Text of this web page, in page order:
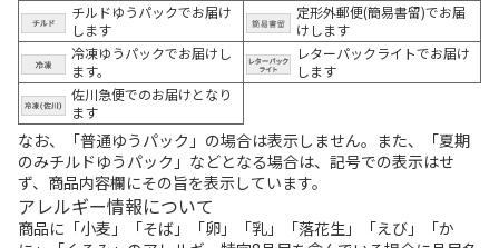
チルドゆうパックでお届け
します
定形外郵便(簡易書留)でお届
けします
冷凍ゆうパックでお届けし
ます。
レターパックライトでお届け
します
佐川急便でのお届けとなり
ます
なお、「普通ゆうパック」の場合は表示しません。また、「夏期
のみチルドゆうパック」などとなる場合は、記号での表示はせ
ず、商品内容欄にその旨を表示しています。
アレルギー情報について
商品に「小麦」「そば」「卵」「乳」「落花生」「えび」「か